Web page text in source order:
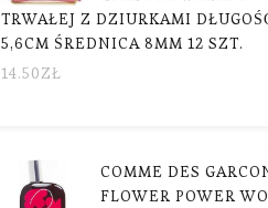
TRWAŁEJ Z DZIURKAMI
5,6CM ŚREDNICA 8MM 12 SZT.
14.50ZŁ
COMME DES
FLOWER POWER